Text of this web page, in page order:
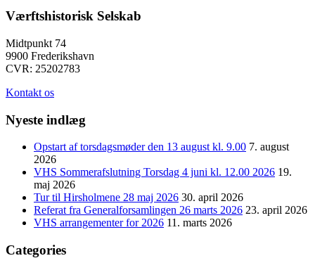
Værftshistorisk Selskab
Midtpunkt 74
9900 Frederikshavn
CVR: 25202783
Kontakt os
Nyeste indlæg
Opstart af torsdagsmøder den 13 august kl. 9.00 7. august
2026
VHS Sommerafslutning Torsdag 4 juni kl. 12.00 2026 19.
maj 2026
Tur til Hirsholmene 28 maj 2026 30. april 2026
Referat fra Generalforsamlingen 26 marts 2026 23. april 2026
VHS arrangementer for 2026 11. marts 2026
Categories